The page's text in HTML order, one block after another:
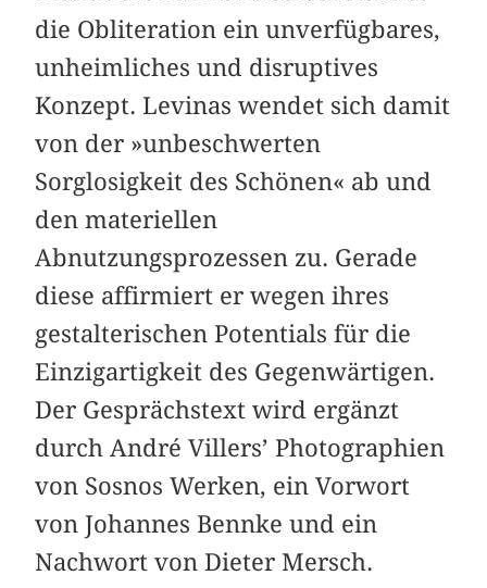
die Obliteration ein unverfügbares,
unheimliches und disruptives
Konzept. Levinas wendet sich damit
von der »unbeschwerten
Sorglosigkeit des Schönen« ab und
den materiellen
Abnutzungsprozessen zu. Gerade
diese affirmiert er wegen ihres
gestalterischen Potentials für die
Einzigartigkeit des Gegenwärtigen.
Der Gesprächstext wird ergänzt
durch André Villers’ Photographien
von Sosnos Werken, ein Vorwort
von Johannes Bennke und ein
Nachwort von Dieter Mersch.